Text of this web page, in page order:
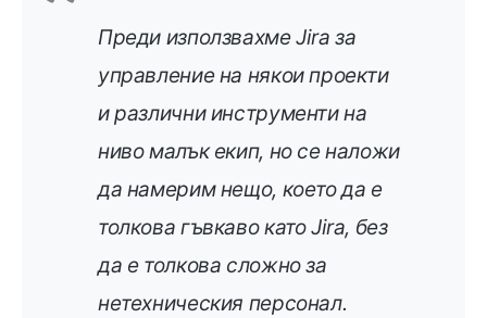
Преди използвахме Jira за
управление на някои проекти
и различни инструменти на
ниво малък екип, но се наложи
да намерим нещо, което да е
толкова гъвкаво като Jira, без
да е толкова сложно за
нетехническия персонал.